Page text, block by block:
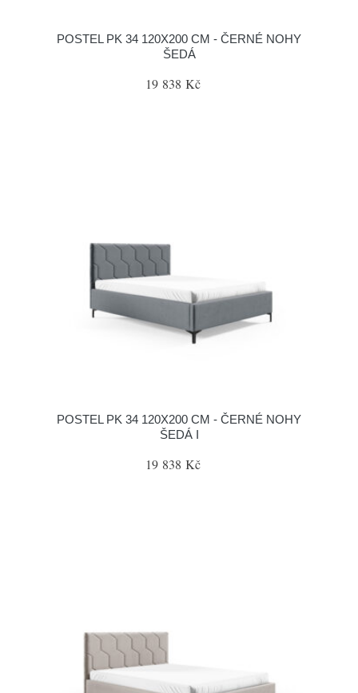
POSTEL PK 34 120X200 CM - ČERNÉ NOHY
ŠEDÁ
19 838 Kč
POSTEL PK 34 120X200 CM - ČERNÉ NOHY
ŠEDÁ I
19 838 Kč